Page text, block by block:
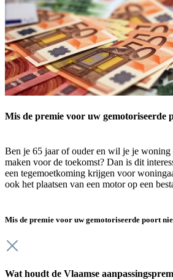
Mis de premie voor uw gemotoriseerde
Ben je 65 jaar of ouder en wil je je
maken voor de toekomst? Dan is dit
een tegemoetkoming krijgen voor
ook het plaatsen van een motor op een
Mis de premie voor uw gemotoriseerde poort
Wat houdt de Vlaamse